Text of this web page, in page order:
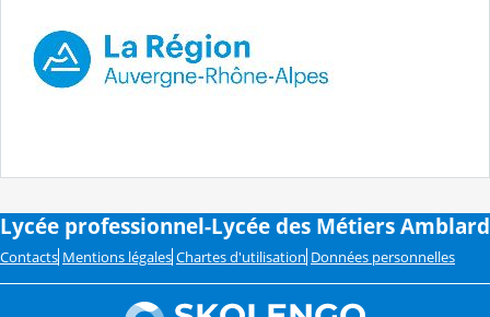
Lycée professionnel-Lycée des Métiers Amblard
Contacts Mentions légales Chartes d'utilisation Données personnelles